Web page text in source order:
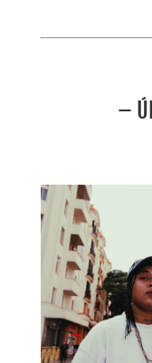
–